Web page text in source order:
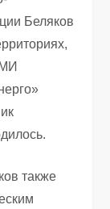
Беляков
также